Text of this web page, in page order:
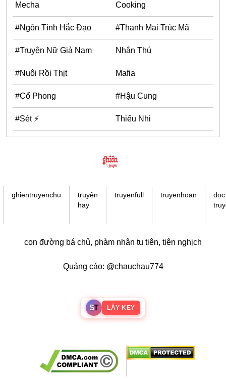
#Trùng Sinh
Cưới Trước Yêu Sau
#Âu Cổ
Adult
Mature
Trọng Sinh
#Trâu Già Gặm Cỏ Non
#Ma Cà Rồng
Mecha Cooking
#Ngôn Tình Hắc Đạo #Thanh Mai Trúc Mã
#Truyện Nữ Giả Nam Nhân Thú
#Nuôi Rồi Thịt Mafia
#Cổ Phong #Hậu Cung
#Sét ⚡ Thiếu Nhi
ghientruyenchu
truyện
hay
truyenfull truyenhoan
đọc
con đường bá chủ, phàm nhân tu tiên, tiên nghịch
Quảng cáo: @chauchau774
ST LẤY KEY